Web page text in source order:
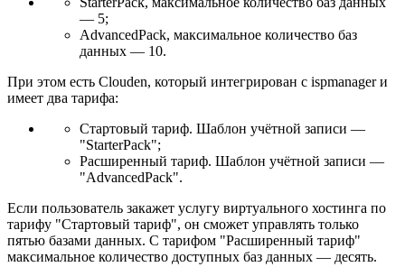
— 5;
AdvancedPack, максимальное количество баз
данных — 10.
При этом есть Clouden, который интегрирован с ispmanager и
имеет два тарифа:
Стартовый тариф. Шаблон учётной записи —
"StarterPack";
Расширенный тариф. Шаблон учётной записи —
"AdvancedPack".
Если пользователь закажет услугу виртуального хостинга по
тарифу "Стартовый тариф", он сможет управлять только
пятью базами данных. С тарифом "Расширенный тариф"
максимальное количество доступных баз данных — десять.